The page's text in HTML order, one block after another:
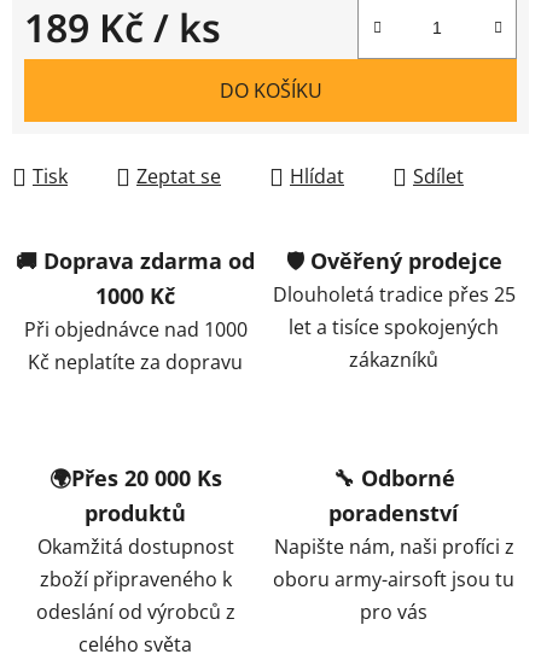
189 Kč/ ks
Měrná cena:
DO KOŠÍKU
Tisk Zeptat se Hlídat Sdílet
🚚 Doprava zdarma od
1000 Kč
Při objednávce nad 1000
Kč neplatíte za dopravu
🛡️ Ověřený prodejce
Dlouholetá tradice přes 25
let a tisíce spokojených
zákazníků
🌍Přes 20 000 Ks
produktů
Okamžitá dostupnost
zboží připraveného k
odeslání od výrobců z
celého světa
🔧 Odborné
poradenství
Napište nám, naši profíci z
oboru army-airsoft jsou tu
pro vás